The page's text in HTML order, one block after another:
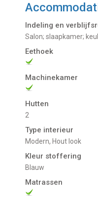
Indeling en
salon; slaapkamer;
Eethoek
Machinekamer
Hutten
2
Type interieur
Modern, Hout look
Kleur stoffering
Blauw
Matrassen